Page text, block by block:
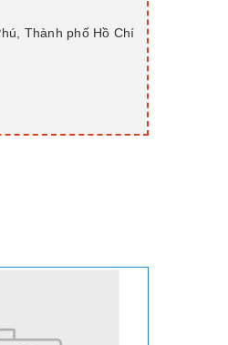
Thành phố Hồ Chí